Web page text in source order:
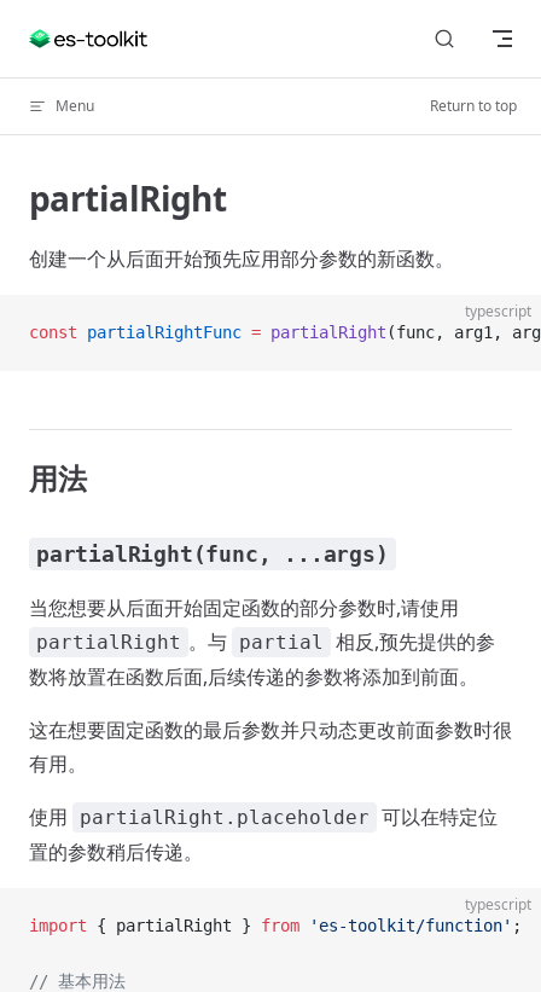
Skip to content
Menu Return to top
partialRight
创建一个从后面开始预先应用部分参数的新函数。
typescript
const partialRightFunc = partialRight (func, arg1,
用法
partialRight(func, ...args)
当您想要从后面开始固定函数的部分参数时,请使用
partialRight 。与 partial
相反,预先提供的参
数将放置在函数后面,后续传递的参数将添加到前面。
这在想要固定函数的最后参数并只动态更改前面参数时很
有用。
使用
partialRight.placeholder 可以在特定位
置的参数稍后传递。
typescript
import { partialRight } from 'es-toolkit/function' ;
// 基本用法